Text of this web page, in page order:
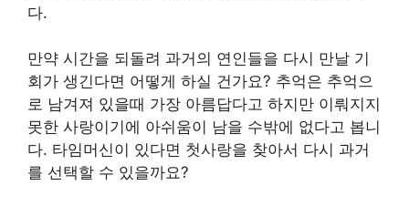
다.
만약 시간을 되돌려 과거의 연인들을 다시 만날 기
회가 생긴다면 어떻게 하실 건가요? 추억은 추억으
로 남겨져 있을때 가장 아름답다고 하지만 이뤄지지
못한 사랑이기에 아쉬움이 남을 수밖에 없다고 봅니
다. 타임머신이 있다면 첫사랑을 찾아서 다시 과거
를 선택할 수 있을까요?